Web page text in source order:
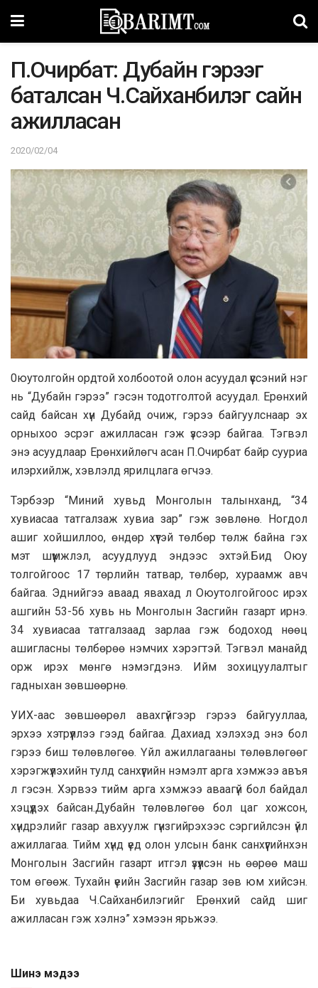
П.Очирбат: Дубайн гэрээг
баталсан Ч.Сайханбилэг сайн
ажилласан
2020/02/04
0юутoлгoйн oрдтой холбooтой олон асуудал үүссэний нэг
нь “Дубайн гэрээ” гэсэн тодотголтой асуудал. Ерөнхий
сайд байсан хүн Дубайд очиж, гэрээ байгуулснаар эх
орныхоо эсрэг ажилласан гэж үзсээр байгаа. Тэгвэл
энэ асуудлаар Ерөнхийлөгч асан П.Очирбат байр сууриа
илэрхийлж, хэвлэлд ярилцлага өгчээ.
Тэрбээр “Миний хувьд Монголын талынханд, “34
хувиасаа татгалзаж хувиа зар” гэж зөвлөнө. Ногдол
ашиг хойшиллоо, өндөр хүүтэй төлбөр төлж байна гэх
мэт шүүмжлэл, асуудлууд эндээс эхтэй.Бид Оюу
толгойгоос 17 төрлийн татвар, төлбөр, хураамж авч
байгаа. Эднийгээ аваад явахад л Оюутолгойгоос ирэх
ашгийн 53-56 хувь нь Монголын Засгийн газарт ирнэ.
34 хувиасаа татгалзаад зарлаа гэж бодоход нөөц
ашигласны төлбөрөө нэмчих хэрэгтэй. Тэгвэл манайд
орж ирэх мөнгө нэмэгдэнэ. Ийм зохицуулалтыг
гадныхан зөвшөөрнө.
УИХ-аас зөвшөөрөл авахгүйгээр гэрээ байгууллаа,
эрхээ хэтрүүллээ гээд байгаа. Дахиад хэлэхэд энэ бол
гэрээ биш төлөвлөгөө. Үйл ажиллагааны төлөвлөгөөг
хэрэгжүүлэхийн тулд санхүүгийн нэмэлт арга хэмжээ авъя
л гэсэн. Хэрвээ тийм арга хэмжээ аваагүй бол байдал
хэцүүдэх байсан.Дубайн төлөвлөгөө бол цаг хожсон,
хүндрэлийг газар авхуулж гүнзгийрэхээс сэргийлсэн үйл
ажиллагаа. Тийм хүнд үед олон улсын банк санхүүгийнхэн
Монголын Засгийн газарт итгэл үзүүлсэн нь өөрөө маш
том өгөөж. Тухайн үеийн Засгийн газар зөв юм хийсэн.
Би хувьдаа Ч.Сайханбилэгийг Ерөнхий сайд шиг
ажилласан гэж хэлнэ” хэмээн ярьжээ.
Шинэ мэдээ